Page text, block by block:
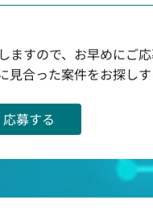
すので、お早めにご応
合った案件をお探し
応募する